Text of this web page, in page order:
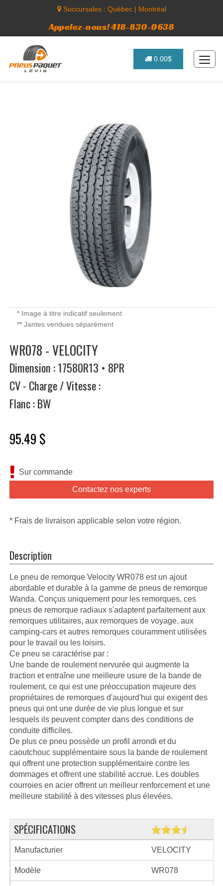
Succursales : Québec| Montréal
Appelez-nous! 418-830-0638
0.00$
* Image à titre indicatif seulement
** Jantes vendues séparément
WR078 - VELOCITY
Dimension : 17580R13 • 8PR
CV - Charge / Vitesse :
Flanc : BW
95.49 $
Sur commande
Contactez nos experts
* Frais de livraison applicable selon votre région.
Description
Le pneu de remorque Velocity WR078 est un ajout
abordable et durable à la gamme de pneus de remorque
Wanda. Conçus uniquement pour les remorques, ces
pneus de remorque radiaux s'adaptent parfaitement aux
remorques utilitaires, aux remorques de voyage, aux
camping-cars et autres remorques couramment utilisées
pour le travail ou les loisirs.
Ce pneu se caractérise par :
Une bande de roulement nervurée qui augmente la
traction et entraîne une meilleure usure de la bande de
roulement, ce qui est une préoccupation majeure des
propriétaires de remorques d'aujourd'hui qui exigent des
pneus qui ont une durée de vie plus longue et sur
lesquels ils peuvent compter dans des conditions de
conduite difficiles.
De plus ce pneu possède un profil arrondi et du
caoutchouc supplémentaire sous la bande de roulement
qui offrent une protection supplémentaire contre les
dommages et offrent une stabilité accrue. Les doubles
courroies en acier offrent un meilleur renforcement et une
meilleure stabilité à des vitesses plus élevées.
SPÉCIFICATIONS
Manufacturier VELOCITY
Modèle WR078